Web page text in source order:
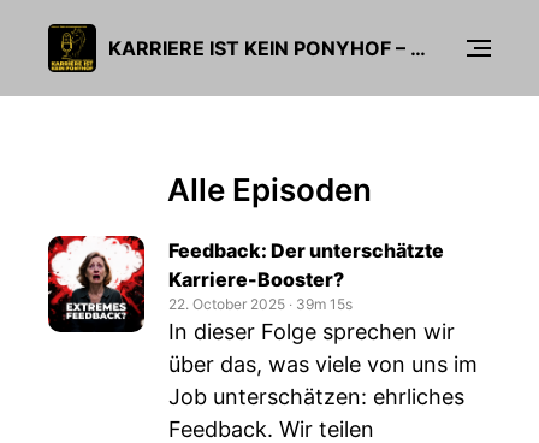
KARRIERE IST KEIN PONYHOF – DER EHRLICHE KARRIEREPODCAST ÜBER FÜHRUNG, VERÄNDERUNG & ECHTE ERFAHRUNGEN
Alle Episoden
Feedback: Der unterschätzte
Karriere-Booster?
22. October 2025 ‧ 39m 15s
In dieser Folge sprechen wir
über das, was viele von uns im
Job unterschätzen: ehrliches
Feedback. Wir teilen